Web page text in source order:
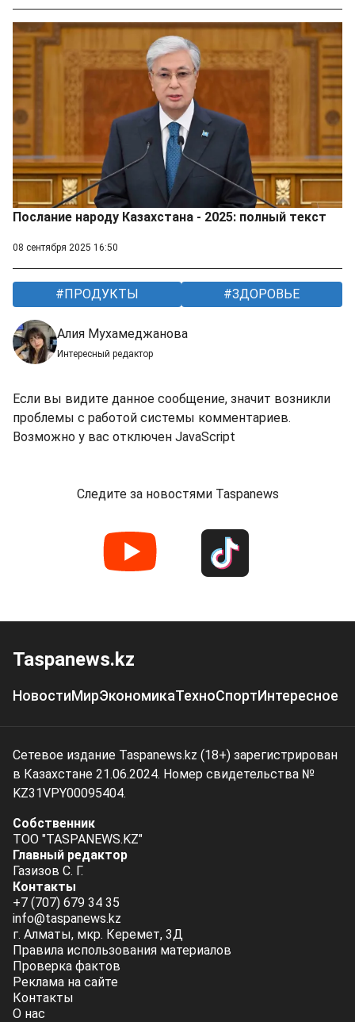
Послание народу Казахстана - 2025: полный текст
08 сентября 2025 16:50
ПРОДУКТЫ ЗДОРОВЬЕ
Алия Мухамеджанова
Интересный редактор
Если вы видите данное сообщение, значит возникли
проблемы с работой системы комментариев.
Возможно у вас отключен JavaScript
Следите за новостями Taspanews
Taspanews.kz
НовостиМирЭкономикаТехноСпортИнтересное
Сетевое издание Taspanews.kz (18+) зарегистрирован
в Казахстане 21.06.2024. Номер свидетельства №
KZ31VPY00095404.
Собственник
ТОО "TASPANEWS.KZ"
Главный редактор
Газизов С. Г.
Контакты
+7 (707) 679 34 35
info@taspanews.kz
г. Алматы, мкр. Керемет, 3Д
Правила использования материалов
Проверка фактов
Реклама на сайте
Контакты
О нас